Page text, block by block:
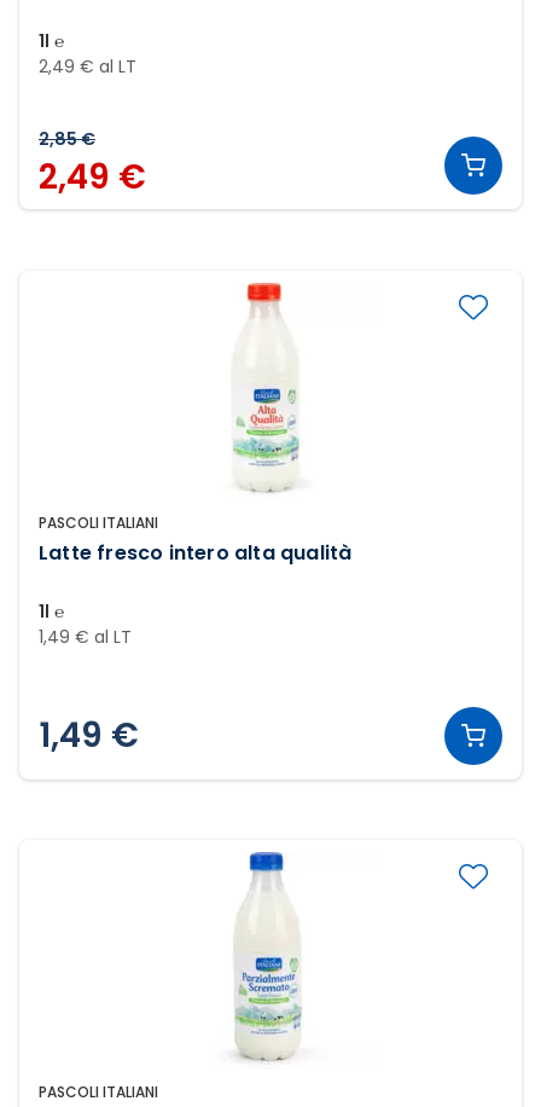
1l ℮
2,49 € al LT
2,85 €
2,49 €
PASCOLI ITALIANI
Latte fresco intero alta qualità
1l ℮
1,49 € al LT
1,49 €
PASCOLI ITALIANI